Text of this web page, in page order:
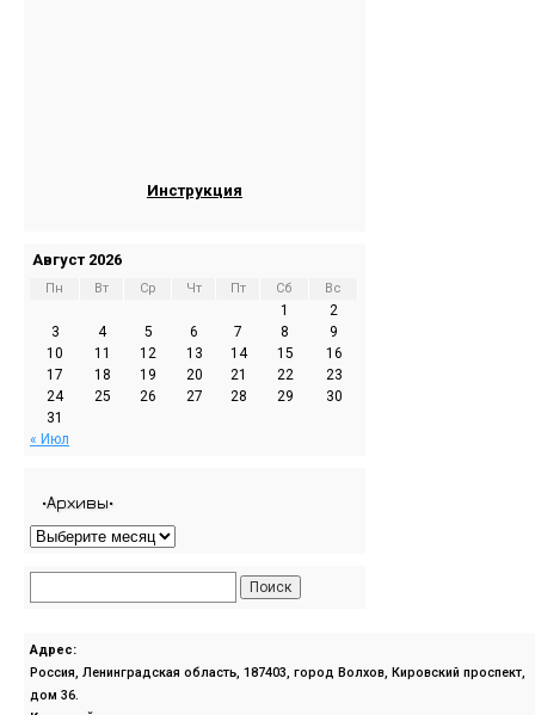
Инструкция
Август 2026
Пн Вт Ср Чт Пт Сб Вс
1
2
3
4 5 6 7 8
9
10
11 12 13 14 15
16
17
18 19 20 21 22
23
24
25 26 27 28 29
30
31
« Июл
•Архивы•
Адрес:
Россия, Ленинградская область, 187403, город Волхов, Кировский проспект,
дом 36.